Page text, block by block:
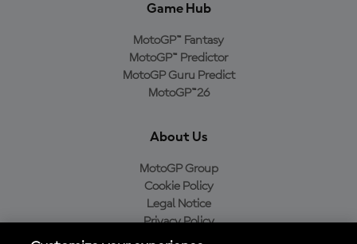
Game Hub
MotoGP™ Fantasy
MotoGP™ Predictor
MotoGP Guru Predict
MotoGP™26
About Us
MotoGP Group
Cookie Policy
Legal Notice
Privacy Policy
Purchase Policy